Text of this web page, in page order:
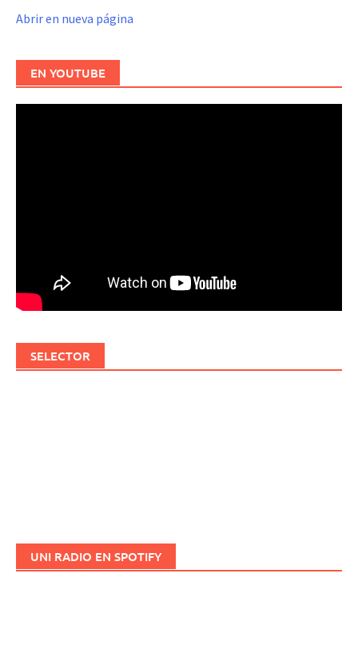
Abrir en nueva página
EN YOUTUBE
SELECTOR
UNI RADIO EN SPOTIFY